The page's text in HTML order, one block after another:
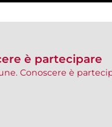
è partecipare
Conoscere è